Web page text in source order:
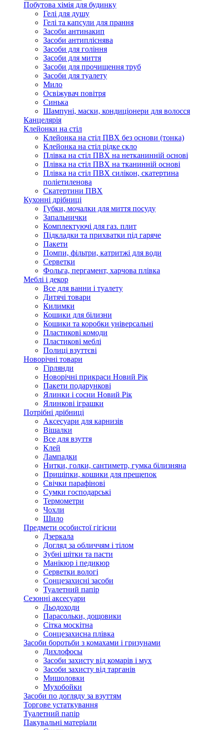
Побутова хімія для будинку
Гелі для душу
Гелі та капсули для прання
Засоби антинакип
Засоби антипліснява
Засоби для гоління
Засоби для миття
Засоби для прочищення труб
Засоби для туалету
Мило
Освіжувач повітря
Синька
Шампуні, маски, кондиціонери для волосся
Канцелярія
Клейонки на стіл
Клейонка на стіл ПВХ без основи (тонка)
Клейонка на стіл рідке скло
Плівка на стіл ПВХ на нетканинній основі
Плівка на стіл ПВХ на тканинній основі
Плівка на стіл ПВХ силікон, скатертина
поліетиленова
Скатертини ПВХ
Кухонні дрібниці
Губки, мочалки для миття посуду
Запальнички
Комплектуючі для газ. плит
Підкладки та прихватки під гаряче
Пакети
Помпи, фільтри, катритжі для води
Серветки
Фольга, пергамент, харчова плівка
Меблі і декор
Все для ванни і туалету
Дитячі товари
Килимки
Кошики для білизни
Кошики та коробки універсальні
Пластикові комоди
Пластикові меблі
Полиці взуттєві
Новорічні товари
Гірлянди
Новорічні прикраси Новий Рік
Пакети подарункові
Ялинки і сосни Новий Рік
Ялинкові іграшки
Потрібні дрібниці
Аксесуари для карнизів
Вішалки
Все для взуття
Клей
Лампадки
Нитки, голки, сантиметр, гумка білизняна
Прищіпки, кошики для прещепок
Свічки парафінові
Сумки господарські
Термометри
Чохли
Шило
Предмети особистої гігієни
Дзеркала
Догляд за обличчям і тілом
Зубні щітки та пасти
Манікюр і педикюр
Серветки вологі
Сонцезахисні засоби
Туалетний папір
Сезонні аксесуари
Льодоходи
Парасольки, дощовики
Сітка москітна
Сонцезахисна плівка
Засоби боротьби з комахами і гризунами
Дихлофосы
Засоби захисту від комарів і мух
Засоби захисту від тарганів
Мишоловки
Мухобойки
Засоби по догляду за взуттям
Торгове устаткування
Туалетний папір
Пакувальні матеріали